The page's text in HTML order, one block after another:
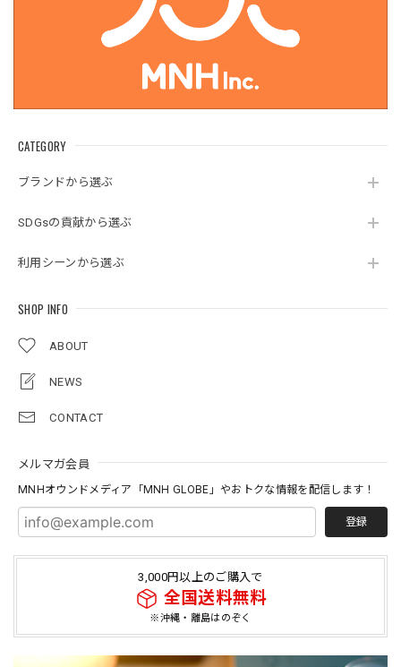
CATEGORY
ブランドから選ぶ
SDGsの貢献から選ぶ
利用シーンから選ぶ
SHOP INFO
ABOUT
NEWS
CONTACT
メルマガ会員
MNHオウンドメディア「MNH GLOBE」やおトクな情報を配信します！
登録
3,000円以上のご購入で
全国送料無料
※沖縄・離島はのぞく